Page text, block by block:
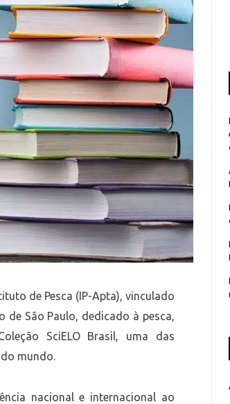
de Pesca (IP-Apta), vinculado
de São Paulo, dedicado à pesca,
SciELO Brasil, uma das
mundo.
nacional e internacional ao